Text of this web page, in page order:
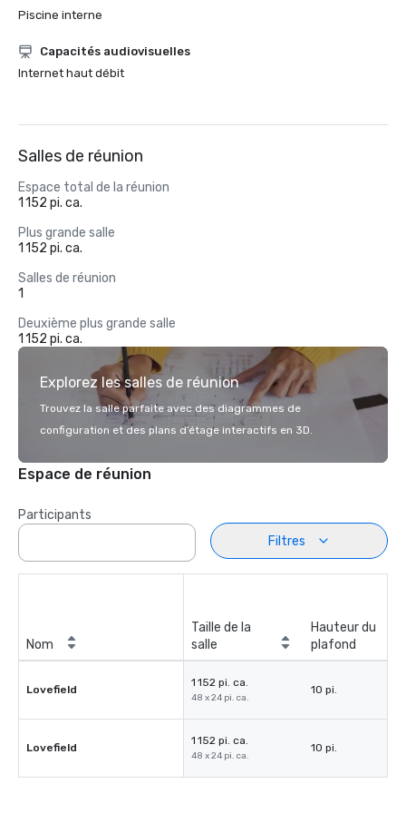
Piscine interne
Capacités audiovisuelles
Internet haut débit
Salles de réunion
Espace total de la réunion
1 152 pi. ca.
Plus grande salle
1 152 pi. ca.
Salles de réunion
1
Deuxième plus grande salle
1 152 pi. ca.
Explorez les salles de réunion
Trouvez la salle parfaite avec des diagrammes de
configuration et des plans d’étage interactifs en 3D.
Espace de réunion
Participants
Filtres
Nom
Taille de la
salle
Hauteur du
plafond
Lovefield
1 152 pi. ca.
48 x 24 pi. ca.
10 pi.
Lovefield
1 152 pi. ca.
48 x 24 pi. ca.
10 pi.